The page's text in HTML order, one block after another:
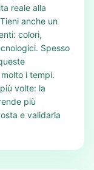
reale alla
anche un
colori,
Spesso
i tempi.
volte: la
più
e validarla